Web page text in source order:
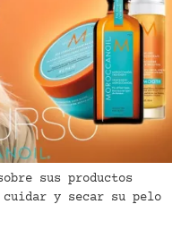
sus productos
y secar su pelo